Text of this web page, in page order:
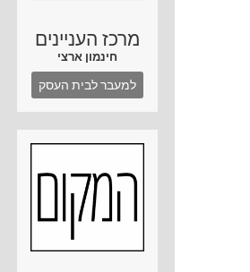
מרכז העניינים
חינמון ארצי
למעבר לבית העסק